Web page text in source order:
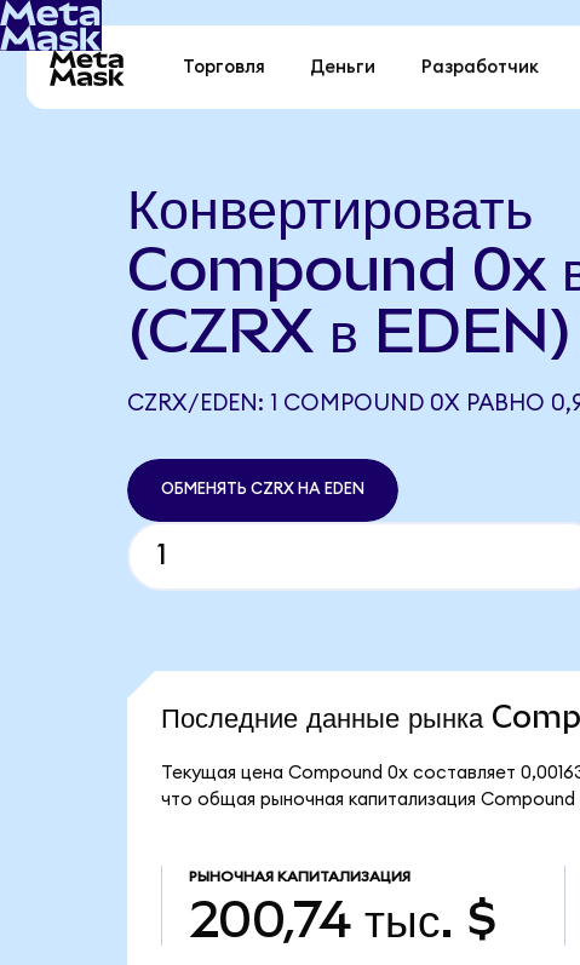
Торговля Деньги Разработчик
Конвертировать
Compound 0x
(CZRX в EDEN)
CZRX/EDEN: 1 COMPOUND 0X РАВНО
ОБМЕНЯТЬ CZRX НА EDEN
Последние данные рынка
Текущая цена Compound 0x составляет
что общая рыночная капитализация
РЫНОЧНАЯ КАПИТАЛИЗАЦИЯ
200,74 тыс. $